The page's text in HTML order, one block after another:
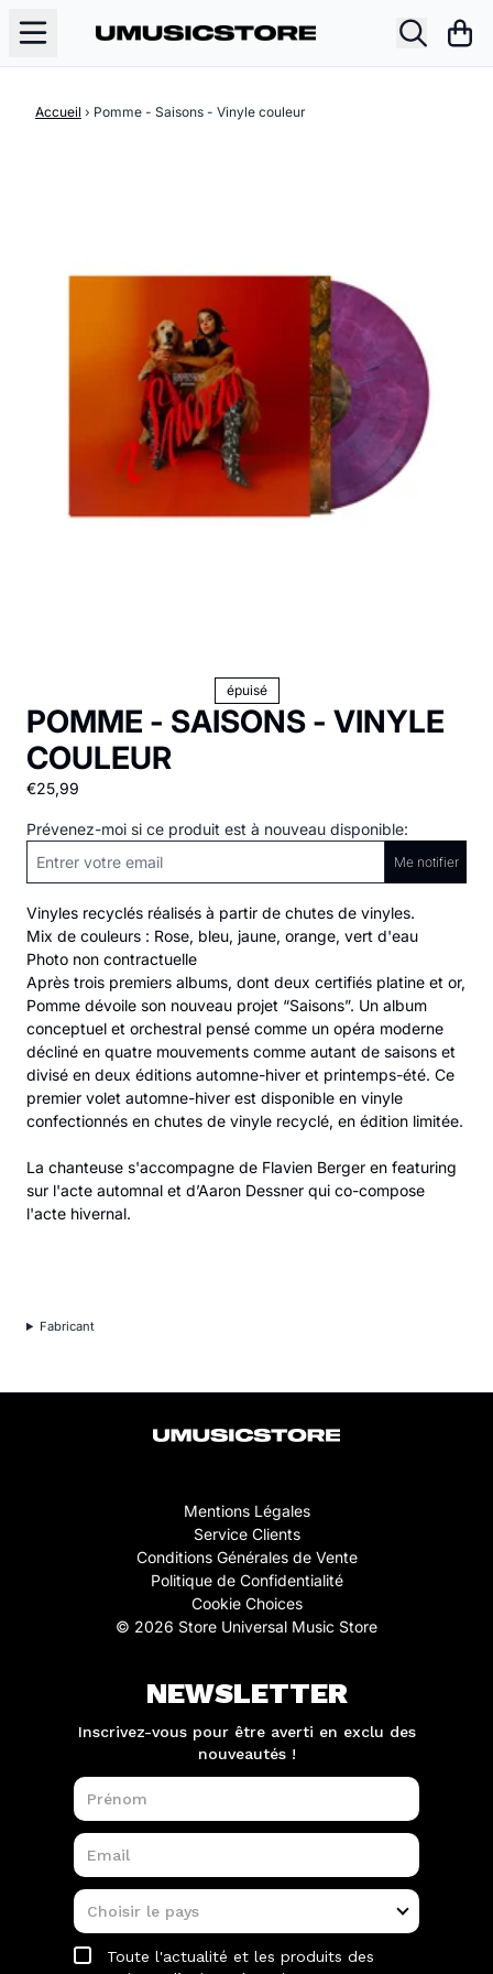
Accueil › Pomme - Saisons - Vinyle couleur
épuisé
POMME - SAISONS - VINYLE
COULEUR
€25,99
Prévenez-moi si ce produit est à nouveau disponible:
Me notifier
Vinyles recyclés réalisés à partir de chutes de vinyles.
Mix de couleurs : Rose, bleu, jaune, orange, vert d'eau
Photo non contractuelle
Après trois premiers albums, dont deux certifiés platine et or,
Pomme dévoile son nouveau projet “Saisons”. Un album
conceptuel et orchestral pensé comme un opéra moderne
décliné en quatre mouvements comme autant de saisons et
divisé en deux éditions automne-hiver et printemps-été. Ce
premier volet automne-hiver est disponible en vinyle
confectionnés en chutes de vinyle recyclé, en édition limitée.
La chanteuse s'accompagne de Flavien Berger en featuring
sur l'acte automnal et d’Aaron Dessner qui co-compose
l'acte hivernal.
Fabricant
Mentions Légales
Service Clients
Conditions Générales de Vente
Politique de Confidentialité
Cookie Choices
© 2026 Store Universal Music Store